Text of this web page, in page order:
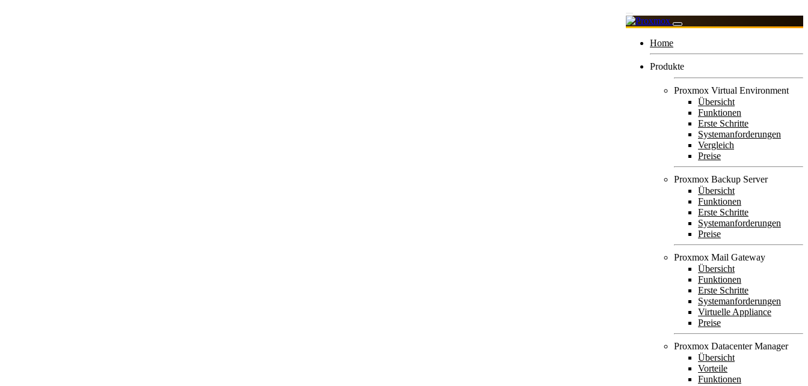
Home
Produkte
Proxmox Virtual Environment
Übersicht
Funktionen
Erste Schritte
Systemanforderungen
Vergleich
Preise
Proxmox Backup Server
Übersicht
Funktionen
Erste Schritte
Systemanforderungen
Preise
Proxmox Mail Gateway
Übersicht
Funktionen
Erste Schritte
Systemanforderungen
Virtuelle Appliance
Preise
Proxmox Datacenter Manager
Übersicht
Vorteile
Funktionen